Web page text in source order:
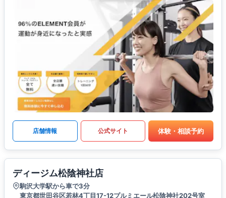
店舗情報 公式サイト 体験・相談予約
ディージム松陰神社店
駒沢大学駅から車で3分
東京都世田谷区若林4丁目17-12プルミエール松陰神社202号室​